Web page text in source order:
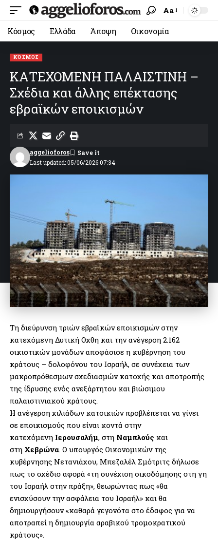
Aa
Κόσμος Ελλάδα Άποψη Οικονομία
ΚΌΣΜΟΣ
ΚΑΤΕΧΟΜΕΝΗ ΠΑΛΑΙΣΤΙΝΗ –
Σχέδια και άλλης επέκτασης
εβραϊκών εποικισμών
Last updated: 05/06/2026 07:34
aggelioforos
Τη διεύρυνση τριών εβραϊκών εποικισμών στην
κατεχόμενη Δυτική Οχθη και την ανέγερση 2.162
οικιστικών μονάδων αποφάσισε η κυβέρνηση του
κράτους – δολοφόνου του Ισραήλ, σε συνέχεια των
μακροπρόθεσμων σχεδιασμών κατοχής και αποτροπής
της ίδρυσης ενός ανεξάρτητου και βιώσιμου
παλαιστινιακού κράτους.
Η ανέγερση χιλιάδων κατοικιών προβλέπεται να γίνει
σε εποικισμούς που είναι κοντά στην
κατεχόμενη Ιερουσαλήμ, στη Ναμπλούς και
στη Χεβρώνα. Ο υπουργός Οικονομικών της
κυβέρνησης Νετανιάχου, Μπεζαλέλ Σμότριτς δήλωσε
πως το σχέδιο αφορά «τη συνέχιση οικοδόμησης στη γη
του Ισραήλ στην πράξη», θεωρώντας πως «θα
ενισχύσουν την ασφάλεια του Ισραήλ» και θα
δημιουργήσουν «καθαρά γεγονότα στο έδαφος για να
αποτραπεί η δημιουργία αραβικού τρομοκρατικού
κράτους».